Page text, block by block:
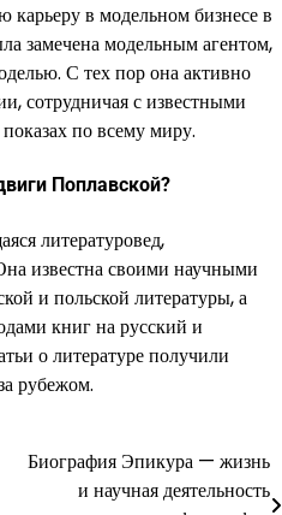
карьеру в модельном бизнесе в
замечена модельным агентом,
С тех пор она активно
сотрудничая с известными
по всему миру.
Поплавской?
литературовед,
известна своими научными
и польской литературы, а
книг на русский и
о литературе получили
рубежом.
Биография Эпикура — жизнь
и научная деятельность